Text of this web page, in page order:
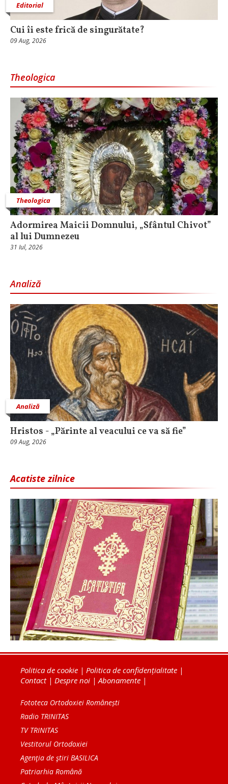
Editorial
Cui îi este frică de singurătate?
09 Aug, 2026
Theologica
Theologica
Adormirea Maicii Domnului, „Sfântul Chivot”
al lui Dumnezeu
31 Iul, 2026
Analiză
Analiză
Hristos - „Părinte al veacului ce va să fie”
09 Aug, 2026
Acatiste zilnice
Politica de cookie | Politica de confidențialitate |
Contact| Despre noi | Abonamente |
Fototeca Ortodoxiei Românești
Radio TRINITAS
TV TRINITAS
Vestitorul Ortodoxiei
Agenţia de ştiri BASILICA
Patriarhia Română